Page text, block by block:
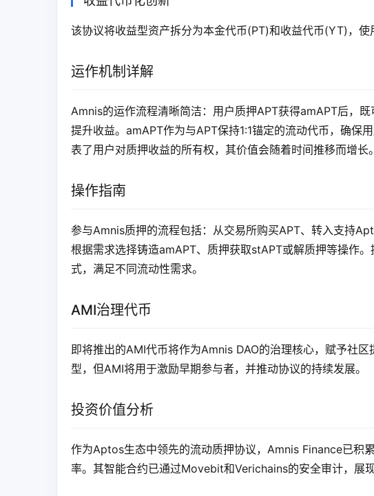
该协议将收益型资产拆分为本金代币(PT)和收益代币(YT)，使
运作机制详解
Amnis的运作流程清晰简洁：用户质押APT获得amAPT后，
提升收益。amAPT作为与APT保持1:1锚定的流动代币，确保
表了用户对质押收益的所有权，其价值会随着时间推移而增长。
操作指南
参与Amnis质押的流程包括：从交易所购买APT、转入支持
根据需求选择铸造amAPT、质押获取stAPT或解质押等操作
式，满足不同流动性需求。
AMI治理代币
即将推出的AMI代币将作为Amnis DAO的治理核心，赋予社
型，但AMI将用于激励早期参与者，并推动协议的持续发展。
投资价值分析
作为Aptos生态中领先的流动质押协议，Amnis Finance已积
率。其智能合约已通过Movebit和Verichains的安全审计，展现